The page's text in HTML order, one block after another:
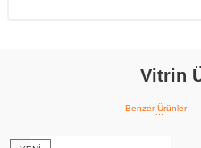
Vitrin
Benzer Ürünler